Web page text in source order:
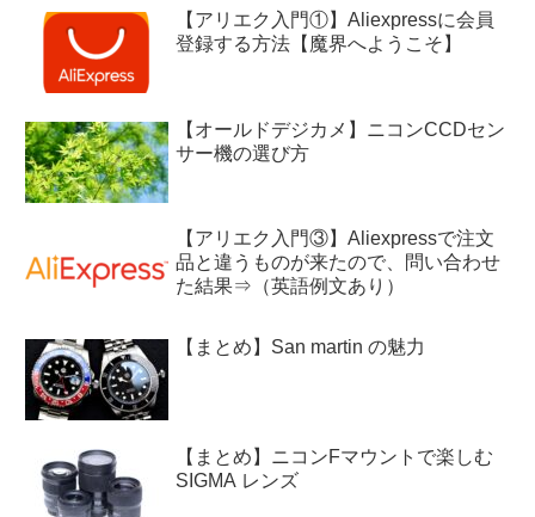
【アリエク入門①】Aliexpressに会員
登録する方法【魔界へようこそ】
【オールドデジカメ】ニコンCCDセン
サー機の選び方
【アリエク入門③】Aliexpressで注文
品と違うものが来たので、問い合わせ
た結果⇒（英語例文あり）
【まとめ】San martin の魅力
【まとめ】ニコンFマウントで楽しむ
SIGMA レンズ